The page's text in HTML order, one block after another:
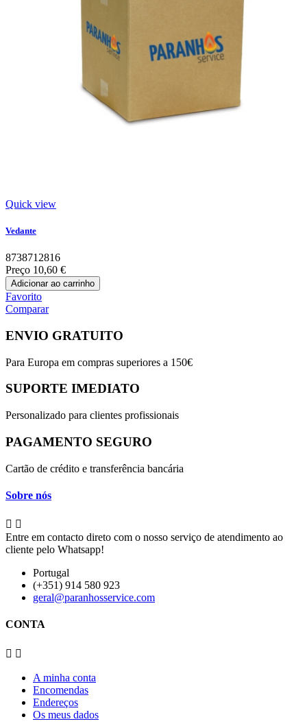
Quick view
Vedante
8738712816
Preço 10,60 €
Adicionar ao carrinho
Favorito
Comparar
ENVIO GRATUITO
Para Europa em compras superiores a 150€
SUPORTE IMEDIATO
Personalizado para clientes profissionais
PAGAMENTO SEGURO
Cartão de crédito e transferência bancária
Sobre nós
 
Entre em contacto direto com o nosso serviço de atendimento ao
cliente pelo Whatsapp!
Portugal
(+351) 914 580 923
geral@paranhosservice.com
CONTA
 
A minha conta
Encomendas
Endereços
Os meus dados